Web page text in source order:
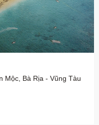
Mộc, Bà Rịa - Vũng Tàu